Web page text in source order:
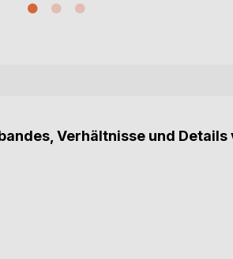
Verhältnisse und